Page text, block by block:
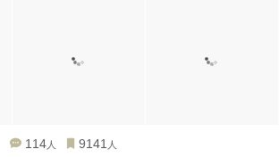
114 人 9141 人